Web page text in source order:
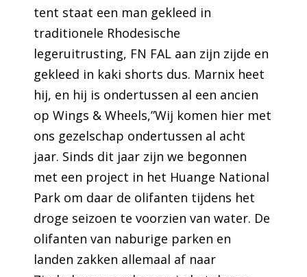
tent staat een man gekleed in
traditionele Rhodesische
legeruitrusting, FN FAL aan zijn zijde en
gekleed in kaki shorts dus. Marnix heet
hij, en hij is ondertussen al een ancien
op Wings & Wheels,”Wij komen hier met
ons gezelschap ondertussen al acht
jaar. Sinds dit jaar zijn we begonnen
met een project in het Huange National
Park om daar de olifanten tijdens het
droge seizoen te voorzien van water. De
olifanten van naburige parken en
landen zakken allemaal af naar